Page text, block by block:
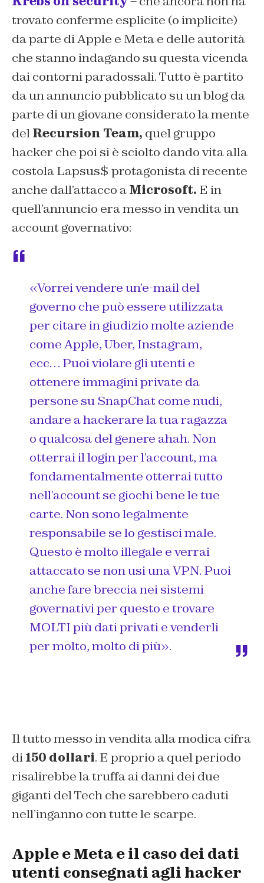
trovato conferme esplicite (o implicite)
da parte di Apple e Meta e delle autorità
che stanno indagando su questa vicenda
dai contorni paradossali. Tutto è partito
da un annuncio pubblicato su un blog da
parte di un giovane considerato la mente
delRecursion Team, quel gruppo
hacker che poi si è sciolto dando vita alla
costola Lapsus$ protagonista di recente
anche dall’attacco aMicrosoft. E in
quell’annuncio era messo in vendita un
account governativo:
«Vorrei vendere un’e-mail del
governo che può essere utilizzata
per citare in giudizio molte aziende
come Apple, Uber, Instagram,
ecc… Puoi violare gli utenti e
ottenere immagini private da
persone su SnapChat come nudi,
andare a hackerare la tua ragazza
o qualcosa del genere ahah. Non
otterrai il login per l’account, ma
fondamentalmente otterrai tutto
nell’account se giochi bene le tue
carte. Non sono legalmente
responsabile se lo gestisci male.
Questo è molto illegale e verrai
attaccato se non usi una VPN. Puoi
anche fare breccia nei sistemi
governativi per questo e trovare
MOLTI più dati privati ​​e venderli
per molto, molto di più».
Il tutto messo in vendita alla modica cifra
di150 dollari. E proprio a quel periodo
risalirebbe la truffa ai danni dei due
giganti del Tech che sarebbero caduti
nell’inganno con tutte le scarpe.
Apple e Meta e il caso dei dati
utenti consegnati agli hacker